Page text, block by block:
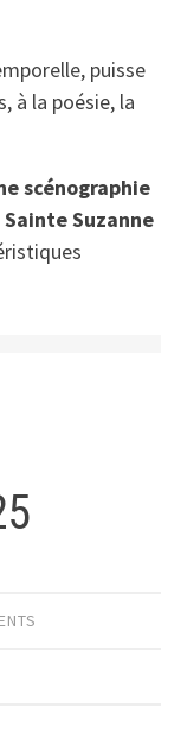
puisse
à la poésie, la
scénographie
Suzanne